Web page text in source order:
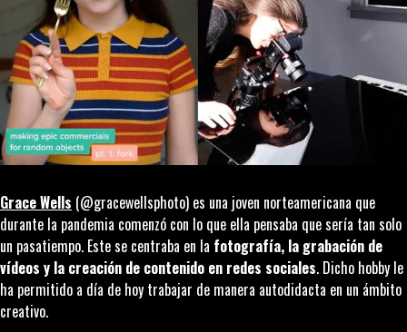
Grace Wells (@gracewellsphoto) es una joven norteamericana que
durante la pandemia comenzó con lo que ella pensaba que sería tan solo
un pasatiempo. Este se centraba en la fotografía, la grabación de
vídeos y la creación de contenido en redes sociales. Dicho hobby le
ha permitido a día de hoy trabajar de manera autodidacta en un ámbito
creativo.